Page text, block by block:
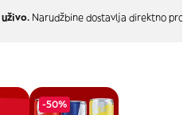
Narudžbine dostavlja direktno
-50%